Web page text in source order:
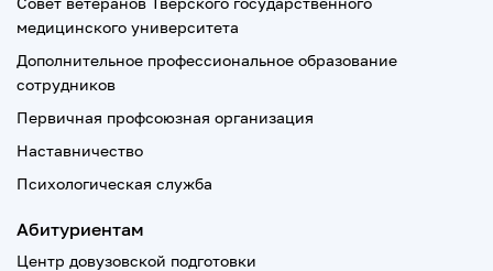
медицинского университета
Дополнительное профессиональное образование
сотрудников
Первичная профсоюзная организация
Наставничество
Психологическая служба
Абитуриентам
Центр довузовской подготовки